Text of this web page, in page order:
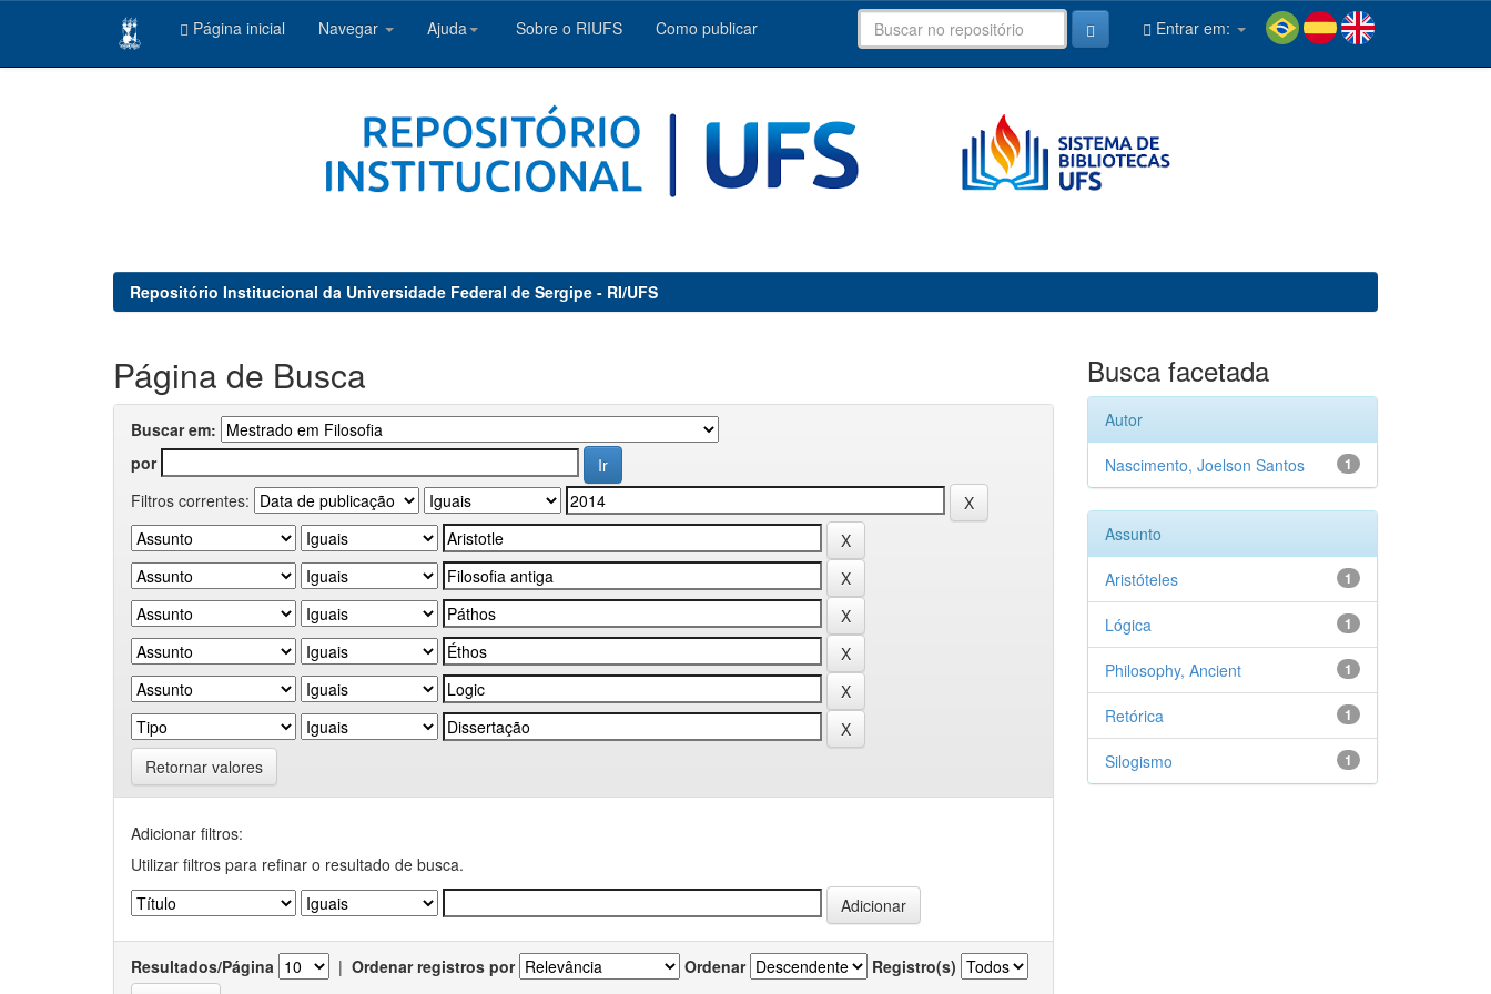
Página inicial Navegar Ajuda Sobre o RIUFS Como publicar Entrar em:
Repositório Institucional da Universidade Federal de Sergipe - RI/UFS
Página de Busca
Buscar em:
por
Filtros correntes:
Retornar valores
Adicionar filtros:
Utilizar filtros para refinar o resultado de busca.
Resultados/Página | Ordenar registros por Ordenar Registro(s)
Busca facetada
Autor
1
Nascimento, Joelson Santos
Assunto
1
Aristóteles
1
Lógica
1
Philosophy, Ancient
1
Retórica
1
Silogismo